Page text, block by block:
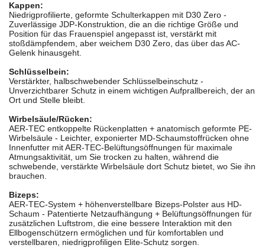
Kappen:
Niedrigprofilierte, geformte Schulterkappen mit D30 Zero -
Zuverlässige JDP-Konstruktion, die an die richtige Größe und
Position für das Frauenspiel angepasst ist, verstärkt mit
stoßdämpfendem, aber weichem D30 Zero, das über das AC-
Gelenk hinausgeht.
Schlüsselbein:
Verstärkter, halbschwebender Schlüsselbeinschutz -
Unverzichtbarer Schutz in einem wichtigen Aufprallbereich, der an
Ort und Stelle bleibt.
Wirbelsäule/Rücken:
AER-TEC entkoppelte Rückenplatten + anatomisch geformte PE-
Wirbelsäule - Leichter, exponierter MD-Schaumstoffrücken ohne
Innenfutter mit AER-TEC-Belüftungsöffnungen für maximale
Atmungsaktivität, um Sie trocken zu halten, während die
schwebende, verstärkte Wirbelsäule dort Schutz bietet, wo Sie ihn
brauchen.
Bizeps:
AER-TEC-System + höhenverstellbare Bizeps-Polster aus HD-
Schaum - Patentierte Netzaufhängung + Belüftungsöffnungen für
zusätzlichen Luftstrom, die eine bessere Interaktion mit den
Ellbogenschützern ermöglichen und für komfortablen und
verstellbaren, niedrigprofiligen Elite-Schutz sorgen.